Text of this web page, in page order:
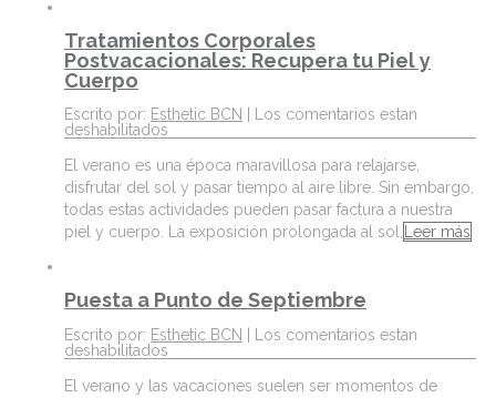
Tratamientos Corporales
Postvacacionales: Recupera tu Piel y
Cuerpo
Escrito por: Esthetic BCN
Los comentarios estan
deshabilitados
El verano es una época maravillosa para relajarse,
disfrutar del sol y pasar tiempo al aire libre. Sin embargo,
todas estas actividades pueden pasar factura a nuestra
piel y cuerpo. La exposición prolongada al sol, Leer más
Puesta a Punto de Septiembre
Escrito por: Esthetic BCN
Los comentarios estan
deshabilitados
El verano y las vacaciones suelen ser momentos de